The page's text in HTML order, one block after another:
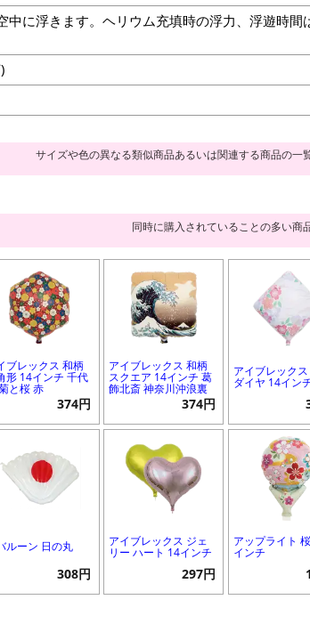
中に浮きます。ヘリウム充填時の浮力、浮遊時間
サイズや色の異なる類似商品あるいは関連する商品の一
同時に購入されていることの多い商
ブレックス 和柄
形 14インチ 千代
と桜 赤
374円
アイブレックス 和柄
スクエア 14インチ 葛
飾北斎 神奈川沖浪裏
374円
アイブレック
ダイヤ 14イン
ルーン 日の丸
308円
アイブレックス ジェ
リー ハート 14インチ
297円
アップライト
インチ